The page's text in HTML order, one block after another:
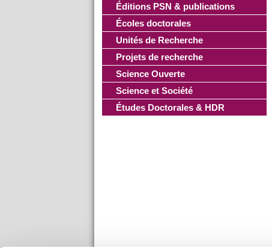
Éditions PSN & publications
Écoles doctorales
Unités de Recherche
Projets de recherche
Science Ouverte
Science et Société
Études Doctorales & HDR